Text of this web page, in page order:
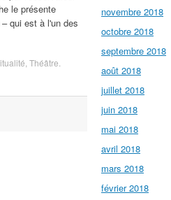
le présente
qui est à l'un des
Théâtre
novembre 2018
octobre 2018
septembre 2018
août 2018
juillet 2018
juin 2018
mai 2018
avril 2018
mars 2018
février 2018